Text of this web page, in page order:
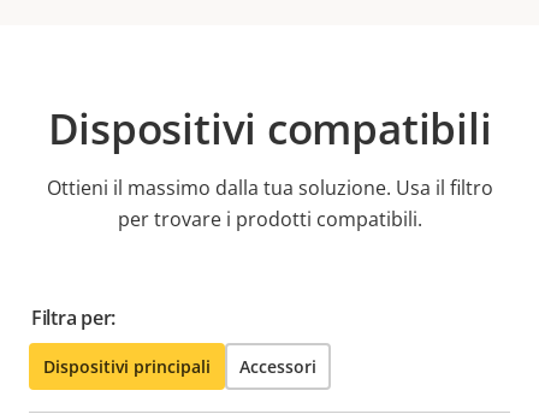
Dispositivi compatibili
Ottieni il massimo dalla tua soluzione. Usa il filtro
per trovare i prodotti compatibili.
Filtra per:
Dispositivi principali Accessori